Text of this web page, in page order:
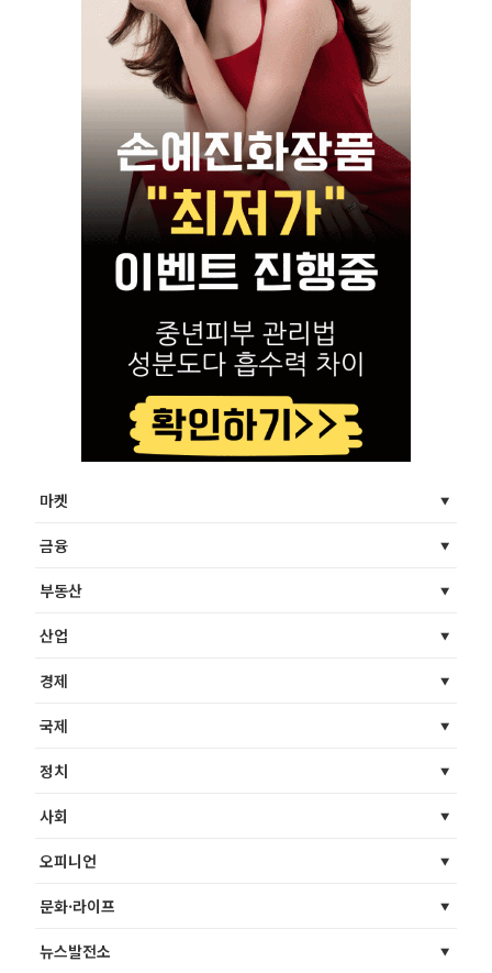
마켓
금융
부동산
산업
경제
국제
정치
사회
오피니언
문화·라이프
뉴스발전소